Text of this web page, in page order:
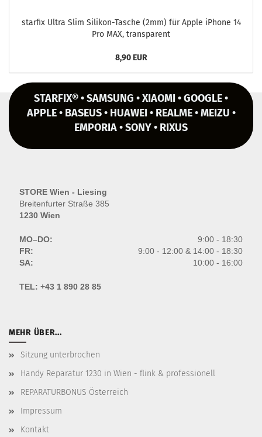
star­fix Ultra Slim Silikon-​Tasche (2mm) für Apple iPho­ne 14
Pro MAX, trans­pa­rent
8,90 EUR
STARFIX® • SAMSUNG • XIAOMI • GOOGLE •
APPLE • BASEUS • HUAWEI • REALME • MEIZU •
EMPORIA • SONY • RIXUS
STORE Wien - Liesing
Breitenfurter Straße 385
1230 Wien
MO–DO:
9:00 - 18:30
FR:
9:00 - 12:00 & 14:00 - 18:30
SA:
10:00 - 16:00
TEL: +43 1 890 28 85
MEHR ÜBER...
Sitzung unterbrochen
Handy Reparatur 1230 in Wien - flink & professionell
REPARATURBONUS Österreich
Impressum
Kontakt